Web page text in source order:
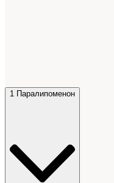
1 Паралипоменон